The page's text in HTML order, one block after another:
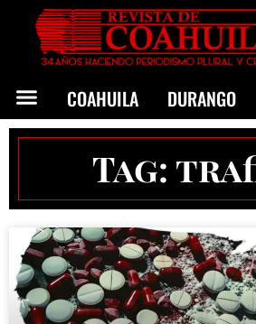
COAHUILA DURANGO
Tag: